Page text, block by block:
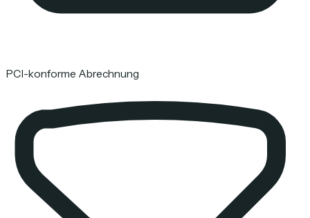
PCI-konforme Abrechnung